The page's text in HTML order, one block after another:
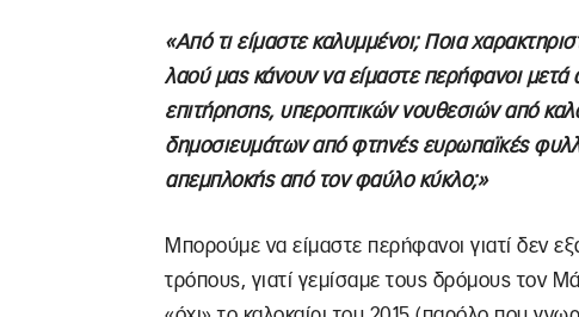
«Από τι είμαστε καλυμμένοι; Ποια
λαού μας κάνουν να είμαστε περήφανοι μετά
επιτήρησης, υπεροπτικών νουθεσιών από
δημοσιευμάτων από φτηνές ευρωπαϊκές
απεμπλοκής από τον φαύλο κύκλο;»
Μπορούμε να είμαστε περήφανοι γιατί δεν
τρόπους, γιατί γεμίσαμε τους δρόμους τον